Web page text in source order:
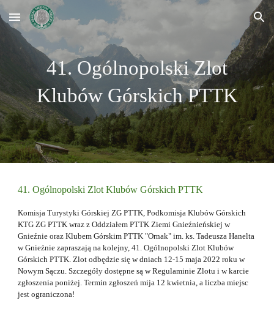
Skip to main content Skip to navigation
41. Ogólnopolski Zlot
Klubów Górskich PTTK
41. Ogólnopolski Zlot Klubów Górskich PTTK
Komisja Turystyki Górskiej ZG PTTK, Podkomisja Klubów Górskich
KTG ZG PTTK wraz zOddziałem PTTK Ziemi Gnieźnieńskiej w
Gnieźnie oraz Klubem Górskim PTTK "Ornak" im. ks. Tadeusza Hanelta
w Gnieźnie zapraszają na kolejny, 41. Ogólnopolski Zlot Klubów
Górskich PTTK. Zlot odbędzie się w dniach 12-15 maja 2022 roku w
Nowym Sączu. Szczegóły dostępne są w Regulaminie Zlotu i w karcie
zgłoszenia poniżej. Termin zgłoszeń mija 12 kwietnia, a liczba miejsc
jest ograniczona!